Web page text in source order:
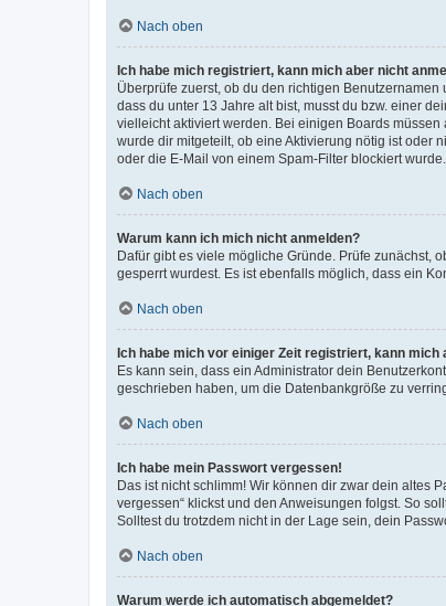
Nach oben
Ich habe mich registriert, kann mich aber nicht
Überprüfe zuerst, ob du den richtigen
dass du unter 13 Jahre alt bist, musst du bzw. einer
vielleicht aktiviert werden. Bei einigen Boards
wurde dir mitgeteilt, ob eine Aktivierung nötig ist oder
oder die E-Mail von einem Spam-Filter blockiert
Nach oben
Warum kann ich mich nicht anmelden?
Dafür gibt es viele mögliche Gründe. Prüfe zunächst,
gesperrt wurdest. Es ist ebenfalls möglich, dass ein
Nach oben
Ich habe mich vor einiger Zeit registriert, kann mich
Es kann sein, dass ein Administrator dein
geschrieben haben, um die Datenbankgröße zu
Nach oben
Ich habe mein Passwort vergessen!
Das ist nicht schlimm! Wir können dir zwar dein altes
vergessen“ klickst und den Anweisungen folgst. So
Solltest du trotzdem nicht in der Lage sein, dein
Nach oben
Warum werde ich automatisch abgemeldet?